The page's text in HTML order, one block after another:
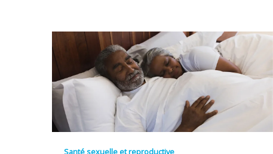
Santé sexuelle et reproductive